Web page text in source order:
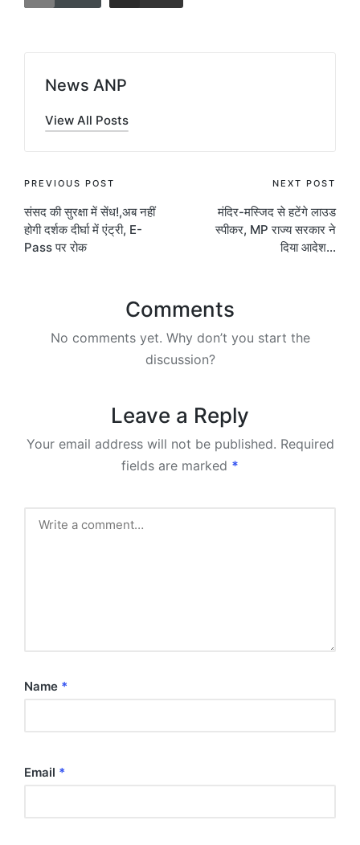
News ANP
View All Posts
Post
navigation
PREVIOUS POST
संसद की सुरक्षा में सेंध!,अब नहीं
होगी दर्शक दीर्घा में एंट्री, E-
Pass पर रोक
NEXT POST
मंदिर-मस्जिद से हटेंगे लाउड
स्पीकर, MP राज्य सरकार ने
दिया आदेश…
Comments
No comments yet. Why don’t you start the
discussion?
Leave a Reply
Your email address will not be published. Required
fields are marked *
Name *
Email *